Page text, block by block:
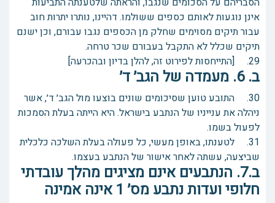
אינן נוגעות לאותם כספים ששולמו. דהיינו, נותרו יתרות חוב
עבור תיקים מסוימים שחלק מן הכספים נגבו עבורם, וכן ישנם
תיקים שכלל לא התקבל בעבורם שכר טרחה.
29. [התייחסות לפירוט זה, להלן בדיון ובהכרעה]
ב. 6. מעמדה של הגב׳ ד׳
30. התובע טוען שסיכומים שונים בוצעו מול הגב׳ ד׳, אשר
ניהלה את ענייניו של הנתבע בישראל. היא הייתה בעלת הסמכות
לפעול בשמו.
31. לטענתו, באופן מעשי, כל פעולה בעלת השלכה כלכלית
שביצעה, עשתה לאחר אישור של הנתבע בעצמו.
ב.7. הנתבעים אינם מציגים מהלך עובדתי
חלופי ועדות נתבע מס׳ 1 אינה אמינה